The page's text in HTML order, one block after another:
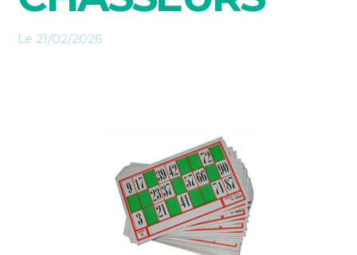
Le 21/02/2026